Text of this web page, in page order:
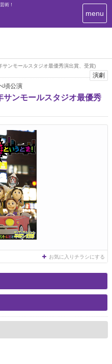
術！
T
o
e
v
g
a
menu
サンモールスタジオ最優秀演出賞、受賞)
演劇
頃公演
サンモールスタジオ最優秀
お気に入りチラシにする